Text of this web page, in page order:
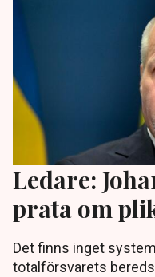
Ledare:
prata om
Det finns inget
totalförsvarets